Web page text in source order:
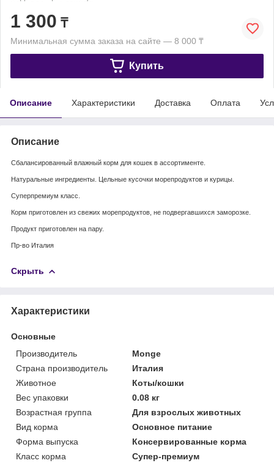
1 300 ₸
Минимальная сумма заказа на сайте — 8 000 ₸
Купить
Описание Характеристики Доставка Оплата
Описание
Сбалансированный влажный корм для кошек в ассортименте.
Натуральные ингредиенты. Цельные кусочки морепродуктов и курицы.
Суперпремиум класс.
Корм приготовлен из свежих морепродуктов, не подвергавшихся заморозке.
Продукт приготовлен на пару.
Пр-во Италия
Скрыть
Характеристики
Основные
Производитель
Monge
Страна производитель
Италия
Животное
Коты/кошки
Вес упаковки
0.08 кг
Возрастная группа
Для взрослых животных
Вид корма
Основное питание
Форма выпуска
Консервированные корма
Класс корма
Супер-премиум